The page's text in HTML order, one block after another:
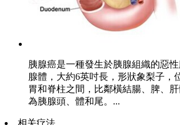
胰腺癌是一種發生於胰腺組織的惡
腺體，大約6英吋長，形狀象梨子，
胃和脊柱之間，比鄰橫結腸、脾、
為胰腺頭、體和尾。...
相关疗法